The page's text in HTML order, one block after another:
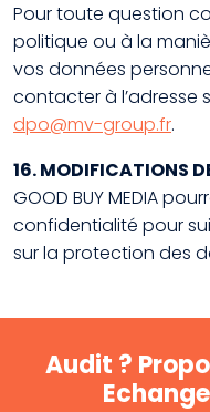
Pour toute question
politique ou à la
vos données
contacter à l’adresse
dpo@mv-group.fr.
16. MODIFICATIONS
GOOD BUY MEDIA
confidentialité pour
sur la protection des
Audit ?